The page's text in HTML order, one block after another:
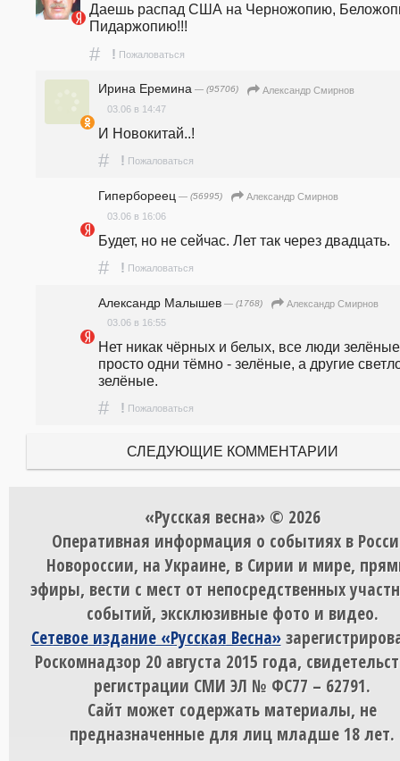
Даешь распад США на Черножопию,
Пидаржопию!!!
# ! Пожаловаться
Ирина Еремина — (95706)
Александр Смирнов
03.06 в 14:47
И Новокитай..!
# ! Пожаловаться
Гипербореец — (56995)
Александр Смирнов
03.06 в 16:06
Будет, но не сейчас. Лет так через двадцать.
# ! Пожаловаться
Александр Малышев — (1768)
Александр Смирнов
03.06 в 16:55
Нет никак чёрных и белых, все люди
просто одни тёмно - зелёные, а другие
зелёные.
# ! Пожаловаться
СЛЕДУЮЩИЕ КОММЕНТАРИИ
«Русская весна» © 2026
Оперативная информация о событиях в
Новороссии, на Украине, в Сирии и мире,
эфиры, вести с мест от непосредственных
событий, эксклюзивные фото и видео.
Сетевое издание «Русская Весна»
Роскомнадзор 20 августа 2015 года,
регистрации СМИ ЭЛ № ФС77 – 62791.
Сайт может содержать материалы, не
предназначенные для лиц младше 18 лет.